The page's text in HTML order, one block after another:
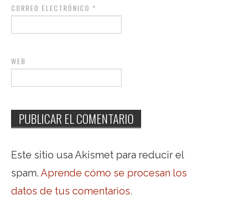
CORREO ELECTRÓNICO *
WEB
Este sitio usa Akismet para reducir el
spam.Aprende cómo se procesan los
datos de tus comentarios.